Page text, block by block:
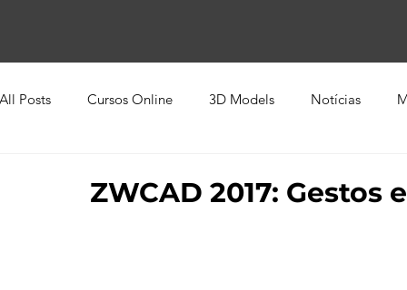
All Posts Cursos Online 3D Models Notícias
ZWCAD 2017: Gestos